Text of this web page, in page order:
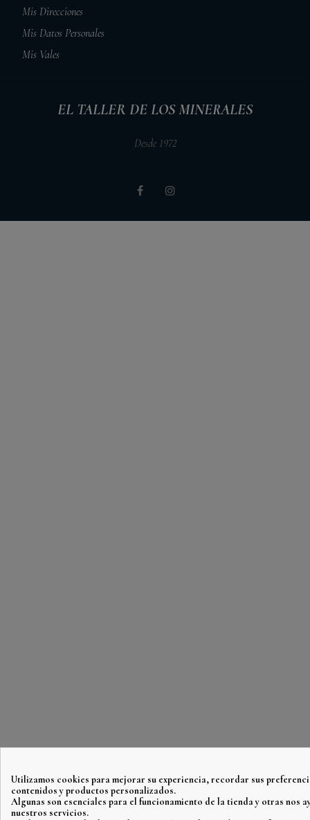
Mis Direcciones
Mis Datos Personales
Mis Vales
EL TALLER DE LOS MINERALES
Desde 1972
Utilizamos cookies para mejorar su experiencia, recordar sus
contenidos y productos personalizados.
Algunas son esenciales para el funcionamiento de la tienda y otras nos
nuestros servicios.